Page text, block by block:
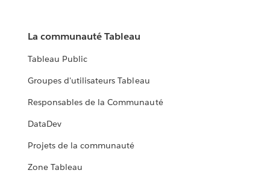
La communauté Tableau
Tableau Public
Groupes d'utilisateurs Tableau
Responsables de la Communauté
DataDev
Projets de la communauté
Zone Tableau